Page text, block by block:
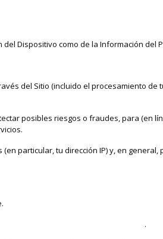
Dispositivo como de la Información del
del Sitio (incluido el procesamiento de
posibles riesgos o fraudes, para (en
particular, tu dirección IP) y, en general,
.